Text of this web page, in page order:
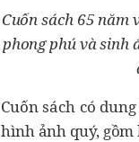
Cuốn sách 65 năm
phong phú và sinh
Cuốn sách có
hình ảnh quý,